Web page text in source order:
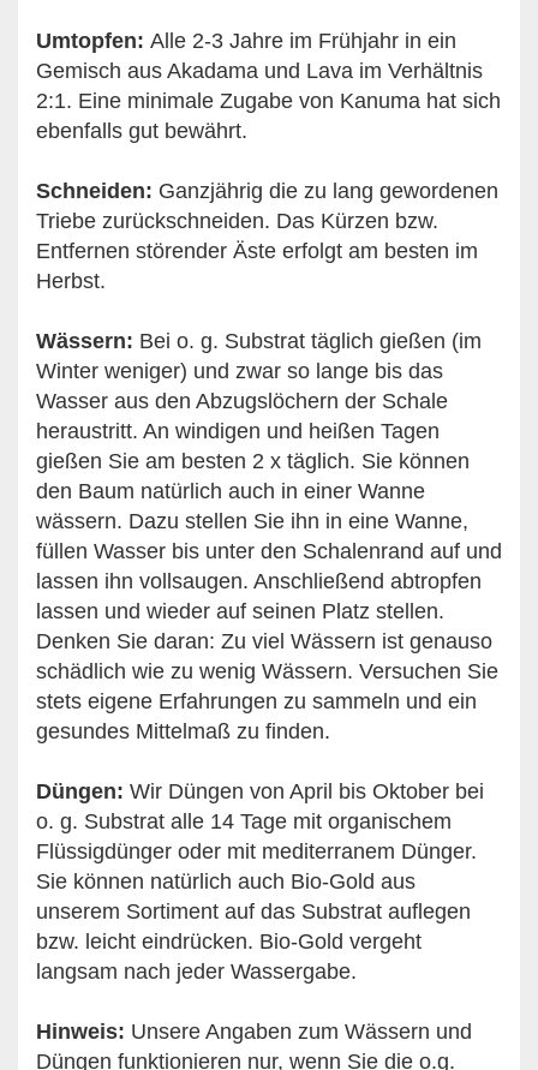
Umtopfen: Alle 2-3 Jahre im Frühjahr in ein
Gemisch aus Akadama und Lava im Verhältnis
2:1. Eine minimale Zugabe von Kanuma hat sich
ebenfalls gut bewährt.
Schneiden: Ganzjährig die zu lang gewordenen
Triebe zurückschneiden. Das Kürzen bzw.
Entfernen störender Äste erfolgt am besten im
Herbst.
Wässern: Bei o. g. Substrat täglich gießen (im
Winter weniger) und zwar so lange bis das
Wasser aus den Abzugslöchern der Schale
heraustritt. An windigen und heißen Tagen
gießen Sie am besten 2 x täglich. Sie können
den Baum natürlich auch in einer Wanne
wässern. Dazu stellen Sie ihn in eine Wanne,
füllen Wasser bis unter den Schalenrand auf und
lassen ihn vollsaugen. Anschließend abtropfen
lassen und wieder auf seinen Platz stellen.
Denken Sie daran: Zu viel Wässern ist genauso
schädlich wie zu wenig Wässern. Versuchen Sie
stets eigene Erfahrungen zu sammeln und ein
gesundes Mittelmaß zu finden.
Düngen: Wir Düngen von April bis Oktober bei
o. g. Substrat alle 14 Tage mit organischem
Flüssigdünger oder mit mediterranem Dünger.
Sie können natürlich auch Bio-Gold aus
unserem Sortiment auf das Substrat auflegen
bzw. leicht eindrücken. Bio-Gold vergeht
langsam nach jeder Wassergabe.
Hinweis: Unsere Angaben zum Wässern und
Düngen funktionieren nur, wenn Sie die o.g.